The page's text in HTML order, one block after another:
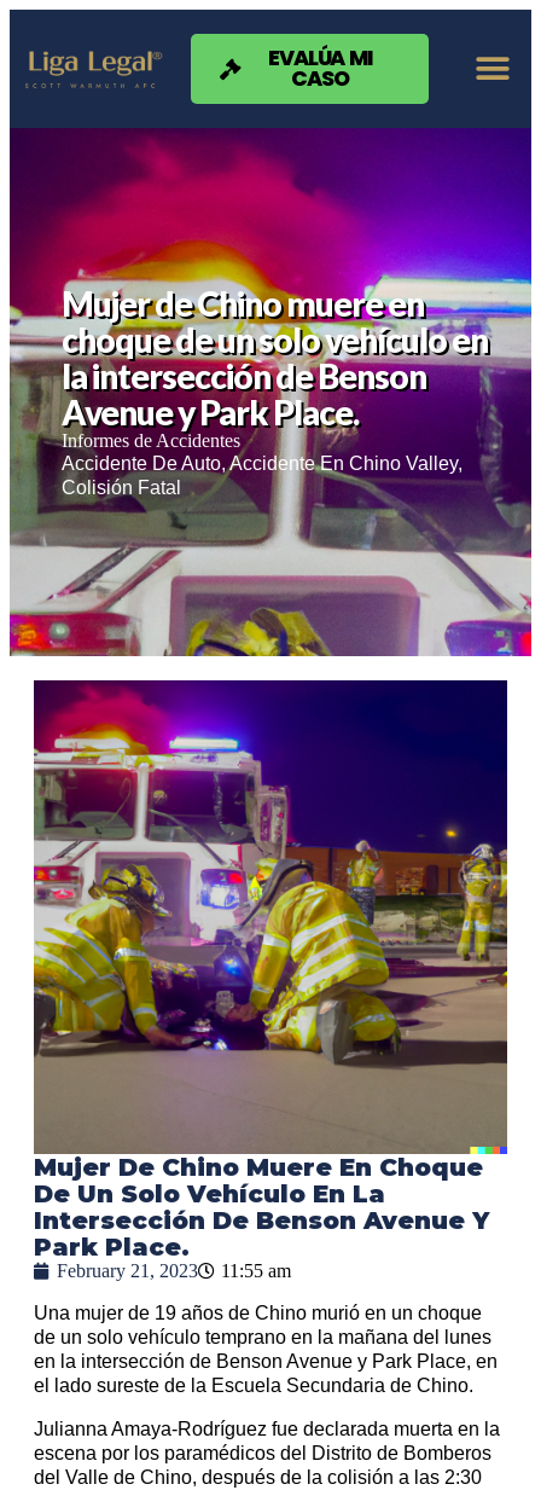
Nota:
sitio
web
accesibilidad.
EVALÚA MI
CASO
Mujer de Chino muere en
choque de un solo vehículo en
la intersección de Benson
Avenue y Park Place.
Informes de Accidentes
Accidente De Auto,Accidente En Chino Valley,
Colisión Fatal
Mujer De Chino Muere En Choque
De Un Solo Vehículo En La
Intersección De Benson Avenue Y
Park Place.
February 21, 2023 11:55 am
Una mujer de 19 años de Chino murió en un choque
de un solo vehículo temprano en la mañana del lunes
en la intersección de Benson Avenue y Park Place, en
el lado sureste de la Escuela Secundaria de Chino.
Julianna Amaya-Rodríguez fue declarada muerta en la
escena por los paramédicos del Distrito de Bomberos
del Valle de Chino, después de la colisión a las 2:30